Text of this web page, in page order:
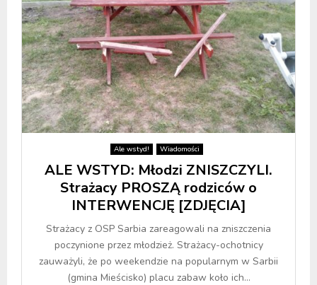
Ale wstyd! Wiadomości
ALE WSTYD: Młodzi ZNISZCZYLI.
Strażacy PROSZĄ rodziców o
INTERWENCJĘ [ZDJĘCIA]
Strażacy z OSP Sarbia zareagowali na zniszczenia
poczynione przez młodzież. Strażacy-ochotnicy
zauważyli, że po weekendzie na popularnym w Sarbii
(gmina Mieścisko) placu zabaw koło ich...